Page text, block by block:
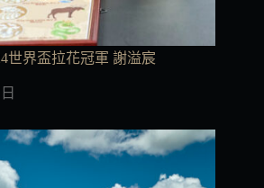
世界盃拉花冠軍 謝溢宸